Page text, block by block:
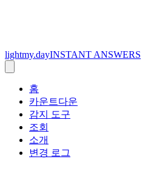
lightmy.dayINSTANT ANSWERS
홈
카운트다운
감지 도구
조회
소개
변경 로그